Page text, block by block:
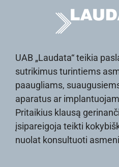
UAB „Laudata“ teikia
sutrikimus turintiems
paaugliams,
aparatus ar
Pritaikius klausą
įsipareigoja teikti
nuolat konsultuoti